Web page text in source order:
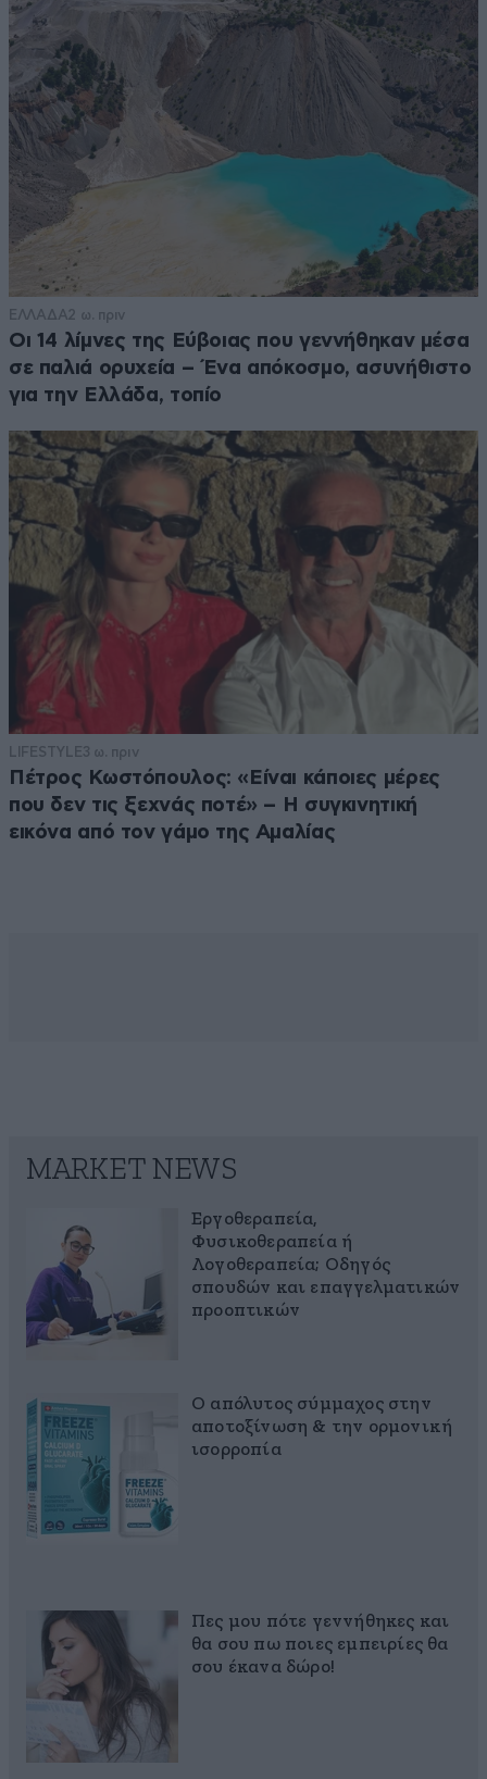
ΕΛΛΑΔΑ2 ω. πριν
Οι 14 λίμνες της Εύβοιας που γεννήθηκαν μέσα
σε παλιά ορυχεία – Ένα απόκοσμο, ασυνήθιστο
για την Ελλάδα, τοπίο
LIFESTYLE3 ω. πριν
Πέτρος Κωστόπουλος: «Είναι κάποιες μέρες
που δεν τις ξεχνάς ποτέ» – Η συγκινητική
εικόνα από τον γάμο της Αμαλίας
MARKET NEWS
Εργοθεραπεία,
Φυσικοθεραπεία ή
Λογοθεραπεία; Οδηγός
σπουδών και επαγγελματικών
προοπτικών
Ο απόλυτος σύμμαχος στην
αποτοξίνωση & την ορμονική
ισορροπία
Πες μου πότε γεννήθηκες και
θα σου πω ποιες εμπειρίες θα
σου έκανα δώρο!